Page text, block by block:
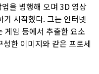
을 병행해 오며 3D 영상
시작했다. 그는 인터넷
게임 등에서 추출한 요소
한 이미지와 같은 프로세